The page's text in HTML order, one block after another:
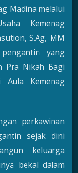
Madina melalui
Kemenag
S.Ag, MM
yang
Pra Nikah Bagi
Aula Kemenag
perkawinan
sejak dini
keluarga
bekal dalam